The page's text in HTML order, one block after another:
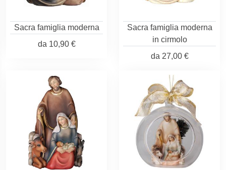
Sacra famiglia moderna
da 10,90 €
Sacra famiglia moderna
in cirmolo
da 27,00 €